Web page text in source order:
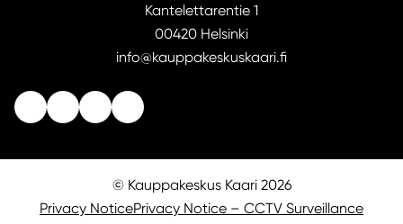
Kantelettarentie 1
00420 Helsinki
info@kauppakeskuskaari.fi
© Kauppakeskus Kaari 2026
Privacy NoticePrivacy Notice – CCTV Surveillance